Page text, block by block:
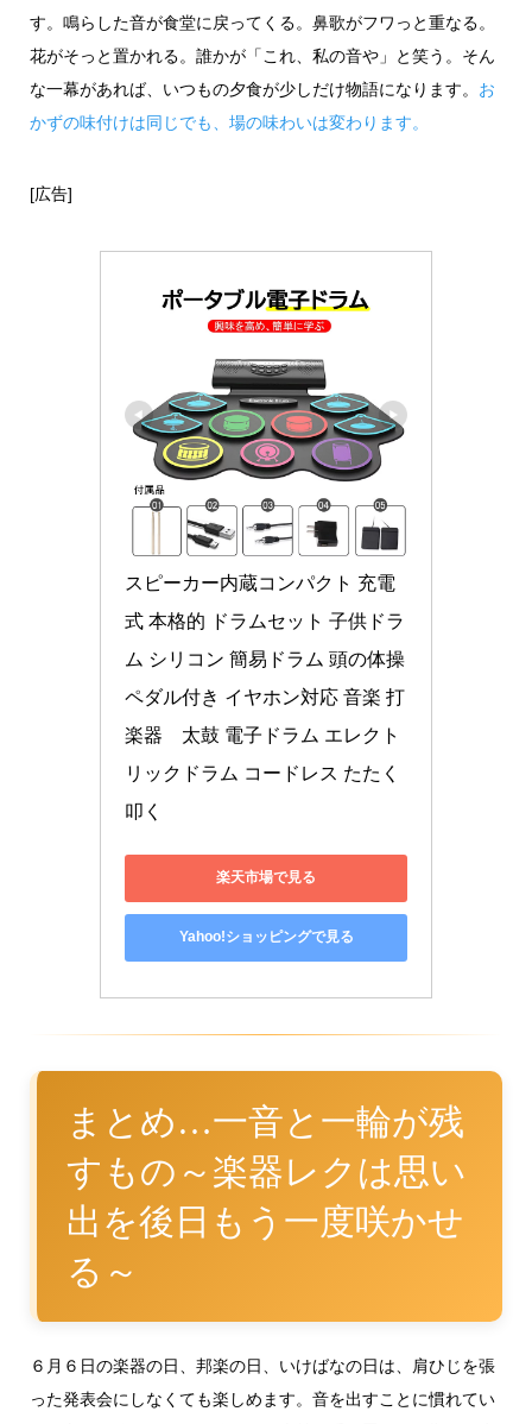
す。鳴らした音が食堂に戻ってくる。鼻歌がフワっと重なる。
花がそっと置かれる。誰かが「これ、私の音や」と笑う。そん
な一幕があれば、いつもの夕食が少しだけ物語になります。 お
かずの味付けは同じでも、場の味わいは変わります。
[広告]
スピーカー内蔵コンパクト 充電
式 本格的 ドラムセット 子供ドラ
ム シリコン 簡易ドラム 頭の体操
ペダル付き イヤホン対応 音楽 打
楽器　太鼓 電子ドラム エレクト
リックドラム コードレス たたく
叩く
楽天市場で見る
Yahoo!ショッピングで見る
まとめ…一音と一輪が残
すもの～楽器レクは思い
出を後日もう一度咲かせ
る～
６月６日の楽器の日、邦楽の日、いけばなの日は、肩ひじを張
った発表会にしなくても楽しめます。音を出すことに慣れてい